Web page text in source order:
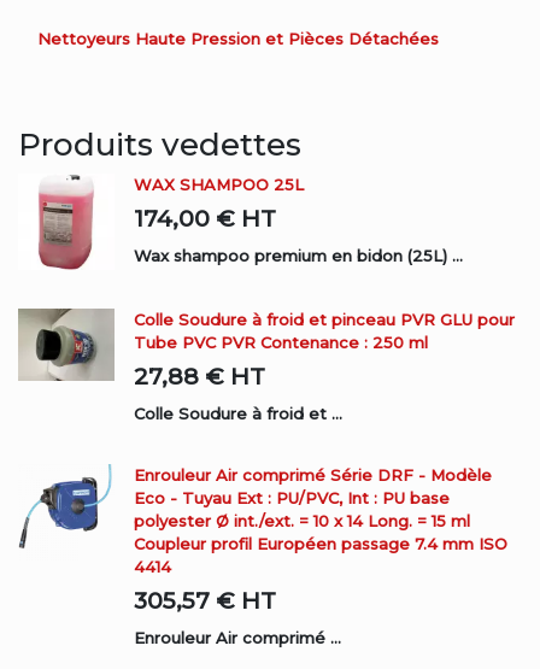
Nettoyeurs Haute Pression et Pièces Détachées
Produits vedettes
WAX SHAMPOO 25L
174,00 € HT
Wax shampoo premium en bidon (25L) ...
Colle Soudure à froid et pinceau PVR GLU pour
Tube PVC PVR Contenance : 250 ml
27,88 € HT
Colle Soudure à froid et ...
Enrouleur Air comprimé Série DRF - Modèle
Eco - Tuyau Ext : PU/PVC, Int : PU base
polyester Ø int./ext. = 10 x 14 Long. = 15 ml
Coupleur profil Européen passage 7.4 mm ISO
4414
305,57 € HT
Enrouleur Air comprimé ...